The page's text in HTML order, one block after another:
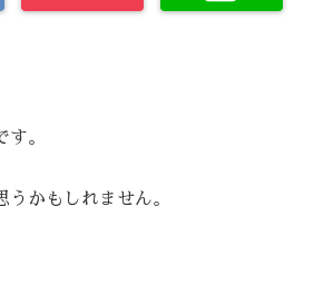
。
かもしれません。